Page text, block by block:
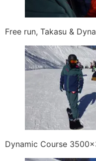
Free run, Takasu & Dyna
Dynamic Course